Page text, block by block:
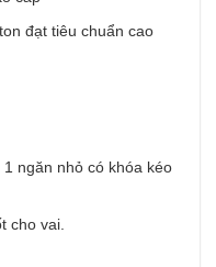
đạt tiêu chuẩn cao
ngăn nhỏ có khóa kéo
cho vai.